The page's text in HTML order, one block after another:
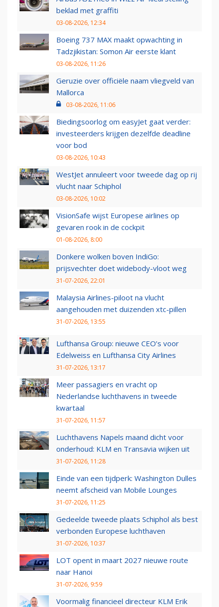
beklad met graffiti
03-08-2026, 12:34
Boeing 737 MAX maakt opwachting in
Tadzjikistan: Somon Air eerste klant
03-08-2026, 11:26
Geruzie over officiële naam vliegveld van
Mallorca
03-08-2026, 11:06
Biedingsoorlog om easyJet gaat verder:
investeerders krijgen dezelfde deadline
voor bod
03-08-2026, 10:43
WestJet annuleert voor tweede dag op rij
vlucht naar Schiphol
03-08-2026, 10:02
VisionSafe wijst Europese airlines op
gevaren rook in de cockpit
01-08-2026, 8:00
Donkere wolken boven IndiGo:
prijsvechter doet widebody-vloot weg
31-07-2026, 22:01
Malaysia Airlines-piloot na vlucht
aangehouden met duizenden xtc-pillen
31-07-2026, 13:55
Lufthansa Group: nieuwe CEO’s voor
Edelweiss en Lufthansa City Airlines
31-07-2026, 13:17
Meer passagiers en vracht op
Nederlandse luchthavens in tweede
kwartaal
31-07-2026, 11:57
Luchthavens Napels maand dicht voor
onderhoud: KLM en Transavia wijken uit
31-07-2026, 11:28
Einde van een tijdperk: Washington Dulles
neemt afscheid van Mobile Lounges
31-07-2026, 11:25
Gedeelde tweede plaats Schiphol als best
verbonden Europese luchthaven
31-07-2026, 10:37
LOT opent in maart 2027 nieuwe route
naar Hanoi
31-07-2026, 9:59
Voormalig financieel directeur KLM Erik